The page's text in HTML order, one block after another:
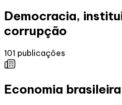
Democracia,
corrupção
101 publicações
Economia brasileira